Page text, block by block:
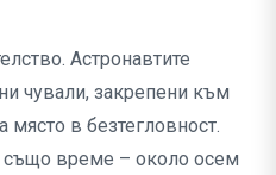
Астронавтите
чували, закрепени към
място в безтегловност.
също време – около осем